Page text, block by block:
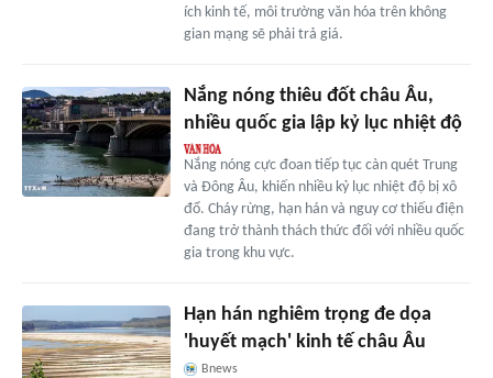
ích kinh tế, môi trường văn hóa trên không
gian mạng sẽ phải trả giá.
Nắng nóng thiêu đốt châu Âu,
nhiều quốc gia lập kỷ lục nhiệt độ
Nắng nóng cực đoan tiếp tục càn quét Trung
và Đông Âu, khiến nhiều kỷ lục nhiệt độ bị xô
đổ. Cháy rừng, hạn hán và nguy cơ thiếu điện
đang trở thành thách thức đối với nhiều quốc
gia trong khu vực.
Hạn hán nghiêm trọng đe dọa
'huyết mạch' kinh tế châu Âu
Bnews